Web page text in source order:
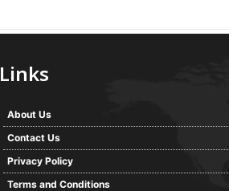
Links
About Us
Contact Us
Privacy Policy
Terms and Conditions